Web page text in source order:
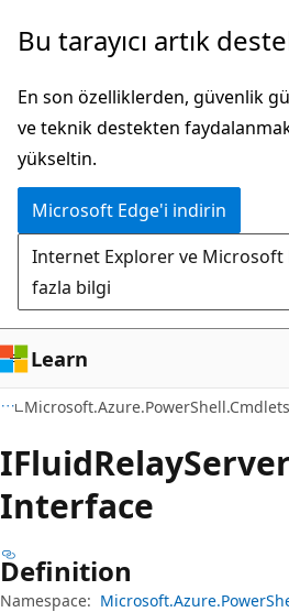
Ana
atla
Sayfa
gezintiye
atla
Bu tarayıcı artık
En son özelliklerden, güvenlik
ve teknik destekten
yükseltin.
Microsoft Edge'i indirin
Internet Explorer ve Microsoft
fazla bilgi
Learn
IFluidRelayServer
Interface
Definition
Namespace: